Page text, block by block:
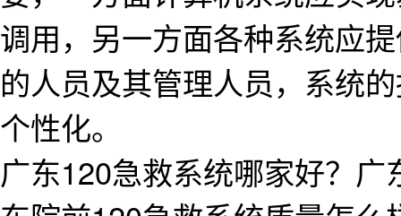
调用，另一方面各种系统应
的人员及其管理人员，系统
个性化。
广东120急救系统哪家好？